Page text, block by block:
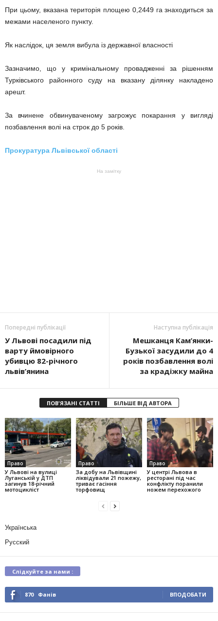
При цьому, вказана територія площею 0,2449 га знаходиться за
межами населеного пункту.
Як наслідок, ця земля вибула із державної власності
Зазначимо, що у кримінальному провадженні за рішенням
Турківського районного суду на вказану ділянку накладено
арешт.
За вчинене обвинуваченому загрожує покарання у вигляді
позбавлення волі на строк до 5 років.
Прокуратура Львівської області
На замітку
Попередні публікації
У Львові посадили під
варту ймовірного
убивцю 82-річного
львів’янина
Наступна публікація
Мешканця Кам’янки-
Бузької засудили до 4
років позбавлення волі
за крадіжку майна
ПОВ'ЯЗАНІ СТАТТІ БІЛЬШЕ ВІД АВТОРА
Право
У Львові на вулиці
Луганській у ДТП
загинув 18-річний
мотоцикліст
Право
За добу на Львівщині
ліквідували 21 пожежу,
триває гасіння
торфовищ
Право
У центрі Львова в
ресторані під час
конфлікту поранили
ножем перехожого
Українська
Русский
Слідкуйте за нами :
870 Фанів ВПОДОБАТИ